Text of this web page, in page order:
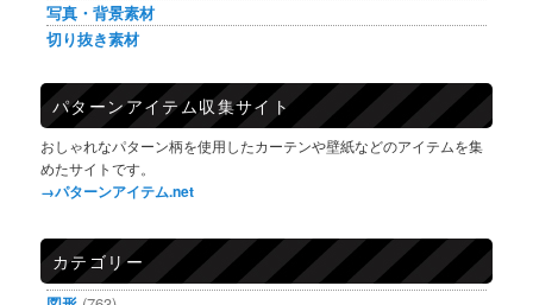
写真・背景素材
切り抜き素材
パターンアイテム収集サイト
おしゃれなパターン柄を使用したカーテンや壁紙などのアイテムを集
めたサイトです。
→パターンアイテム.net
カテゴリー